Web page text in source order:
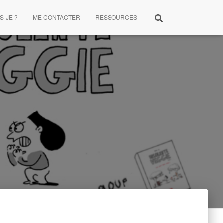
JE ? ME CONTACTER RESSOURCES